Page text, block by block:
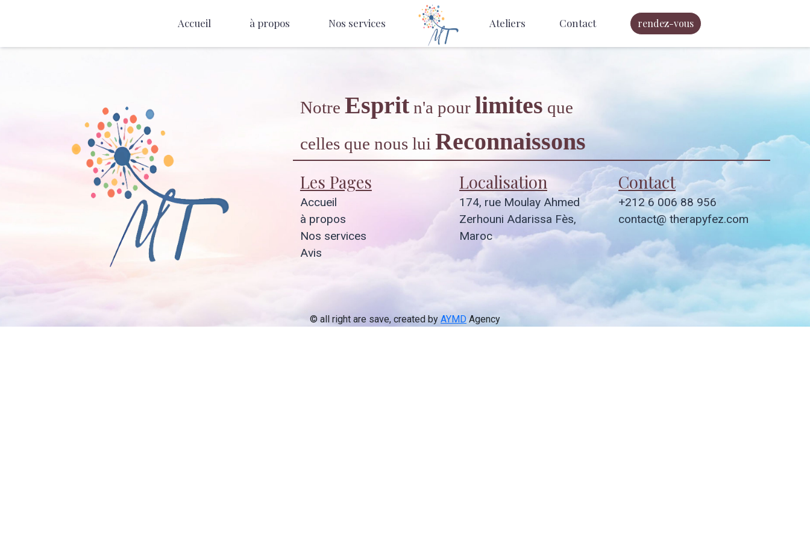
Nos services
à propos
Accueil Ateliers Contact rendez-vous
Notre Espritn'a pour limites que
celles que nous lui Reconnaissons
Les Pages
Accueil
à propos
Nos services
Avis
Localisation
174, rue Moulay Ahmed
Zerhouni Adarissa Fès,
Maroc
Contact
+212 6 006 88 956
contact@ therapyfez.com
© all right are save, created by AYMD Agency